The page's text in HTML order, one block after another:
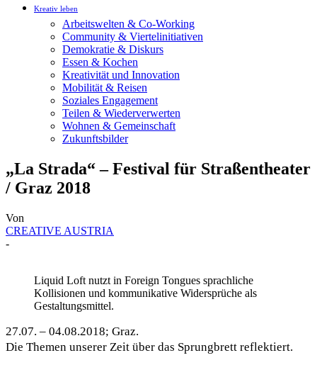
Kreativ leben
Arbeitswelten & Co-Working
Community & Viertelinitiativen
Demokratie & Diskurs
Essen & Kochen
Kreativität und Innovation
Mobilität & Reisen
Soziales Engagement
Teilen & Wiederverwerten
Wohnen & Gemeinschaft
Zukunftsbilder
„La Strada“ – Festival für Straßentheater
/ Graz 2018
Von
CREATIVE AUSTRIA
-
Liquid Loft nutzt in Foreign Tongues sprachliche
Kollisionen und kommunikative Widersprüche als
Gestaltungsmittel.
27.07. – 04.08.2018; Graz.
Die Themen unserer Zeit über das Sprungbrett reflektiert.